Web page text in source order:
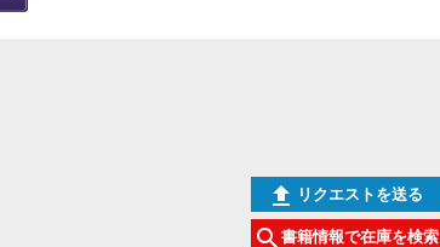
リクエストを送る
書籍情報で在庫を検索